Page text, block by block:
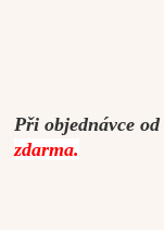
Při objednávce
zdarma.